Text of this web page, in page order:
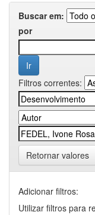
Buscar em:
por
Filtros correntes:
Retornar valores
Adicionar filtros:
Utilizar filtros para